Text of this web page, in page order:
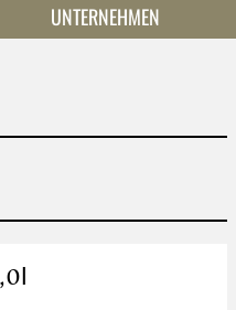
UNTERNEHMEN